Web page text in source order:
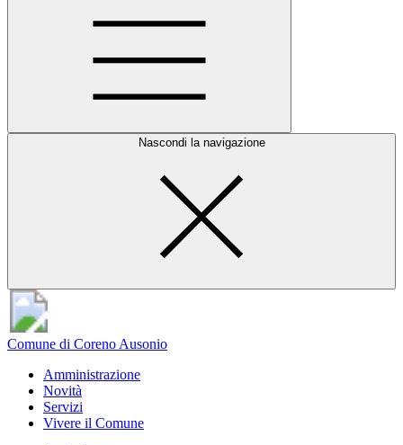
Nascondi la navigazione
Comune di Coreno Ausonio
Amministrazione
Novità
Servizi
Vivere il Comune